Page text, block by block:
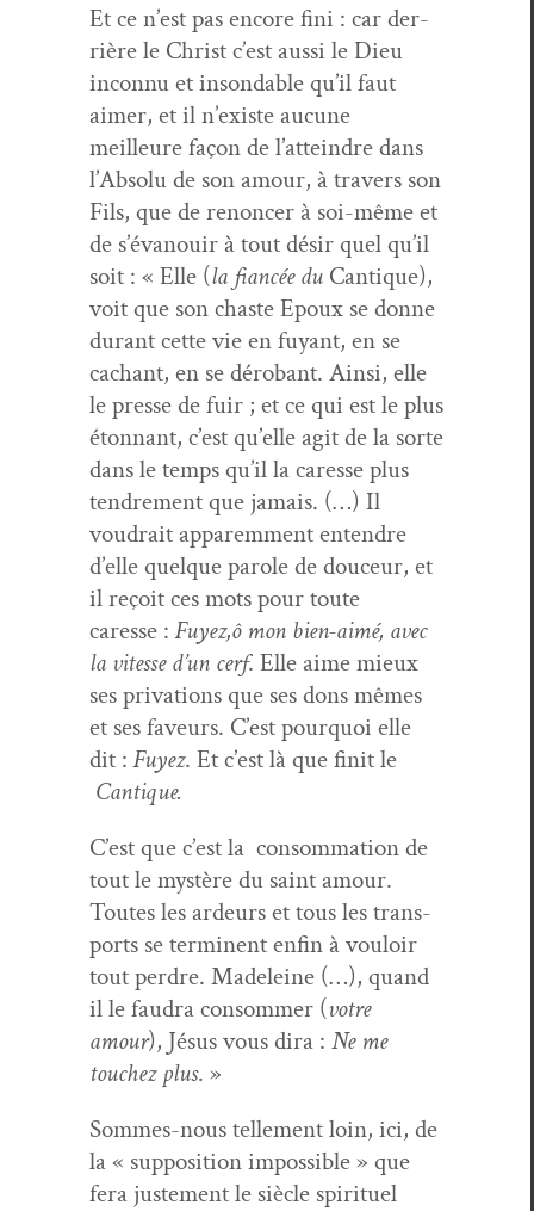
Et ce n’est pas encore fini : car der­
rière le Christ c’est aus­si le Dieu
incon­nu et insond­able qu’il faut
aimer, et il n’existe aucune
meilleure façon de l’atteindre dans
l’Absolu de son amour, à tra­vers son
Fils, que de renon­cer à soi-même et
de s’évanouir à tout désir quel qu’il
soit : « Elle (la fiancée du Can­tique),
voit que son chaste Epoux se donne
durant cette vie en fuyant, en se
cachant, en se dérobant. Ain­si, elle
le presse de fuir ; et ce qui est le plus
éton­nant, c’est qu’elle agit de la sorte
dans le temps qu’il la caresse plus
ten­drement que jamais. (…) Il
voudrait apparem­ment enten­dre
d’elle quelque parole de douceur, et
il reçoit ces mots pour toute
caresse : Fuyez,ô mon bien-aimé, avec
la vitesse d’un cerf. Elle aime mieux
ses pri­va­tions que ses dons mêmes
et ses faveurs. C’est pourquoi elle
dit : Fuyez. Et c’est là que finit le
Can­tique.
C’est que c’est la con­som­ma­tion de
tout le mys­tère du saint amour.
Toutes les ardeurs et tous les trans­
ports se ter­mi­nent enfin à vouloir
tout per­dre. Madeleine (…), quand
il le fau­dra con­som­mer (votre
amour), Jésus vous dira : Ne me
touchez plus. »
Sommes-nous telle­ment loin, ici, de
la « sup­po­si­tion impos­si­ble » que
fera juste­ment le siè­cle spir­ituel